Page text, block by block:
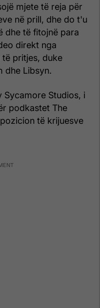
mjete të reja për
në prill, dhe do t'u
dhe të fitojnë para
direkt nga
pritjes, duke
dhe Libsyn.
Sycamore Studios, i
podkastet The
të krijuesve